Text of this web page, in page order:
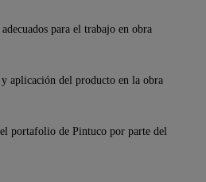
para el trabajo en obra
aplicación del producto en la obra
portafolio de Pintuco por parte del